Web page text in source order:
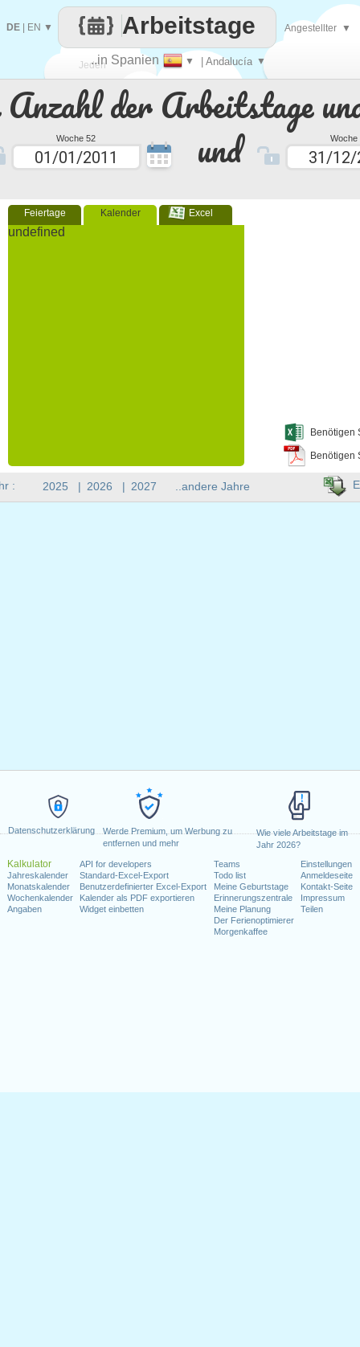
Datenschutzerklärung
Werde Premium, um Werbung zu
entfernen und mehr
Wie viele Arbeitstage im
Jahr 2026?
Kalkulator
Jahreskalender
Monatskalender
Wochenkalender
Angaben
API for developers
Standard-Excel-Export
Benutzerdefinierter Excel-Export
Kalender als PDF exportieren
Widget einbetten
Teams
Todo list
Meine Geburtstage
Erinnerungszentrale
Meine Planung
Der Ferienoptimierer
Morgenkaffee
Einstellungen
Anmeldeseite
Kontakt-Seite
Impressum
Teilen
Anzahl der Arbeitstage
Woche 52 und Woche
Feiertage Kalender Excel
undefined
Benötigen
Benötigen
Jeden
Tag
..in Spanien ▼ | Andalucía ▼
Arbeitstage
DE EN ▼ Angestellter ▼
: 2025 | 2026 | 2027 ..andere Jahre